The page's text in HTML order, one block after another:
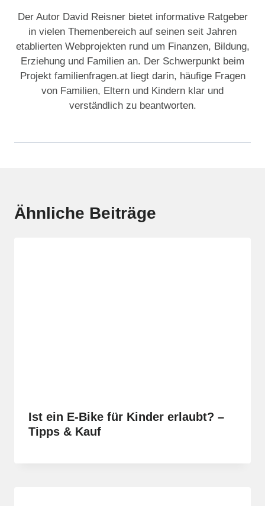
Der Autor David Reisner bietet informative Ratgeber
in vielen Themenbereich auf seinen seit Jahren
etablierten Webprojekten rund um Finanzen, Bildung,
Erziehung und Familien an. Der Schwerpunkt beim
Projekt familienfragen.at liegt darin, häufige Fragen
von Familien, Eltern und Kindern klar und
verständlich zu beantworten.
Ähnliche Beiträge
Ist ein E-Bike für Kinder erlaubt? –
Tipps & Kauf